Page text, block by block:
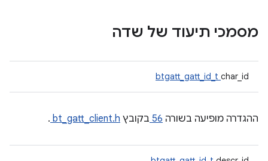
מסמכי תיעוד של שדה
btgatt_gatt_id_t char_id
ההגדרה מופיעה בשורה 56 בקובץ bt_gatt_client.h
.